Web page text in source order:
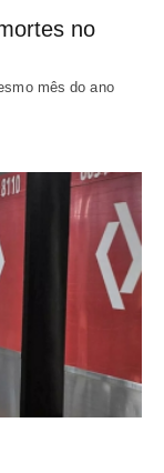
no
mês do ano